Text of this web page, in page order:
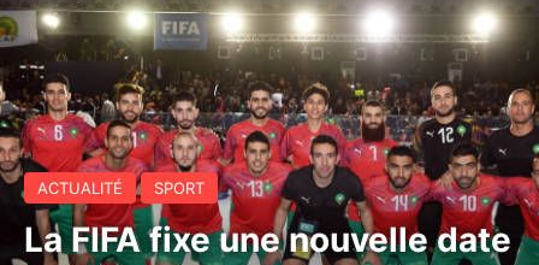
ACTUALITÉ SPORT
La FIFA fixe une nouvelle date